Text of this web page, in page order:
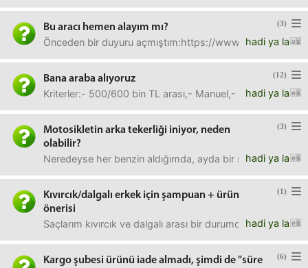
(3)
Bu aracı hemen alayım mı?
hadi ya la
Önceden bir duyuru açmıştım:https://
(12)
Bana araba alıyoruz
hadi ya la
Kriterler:- 500/600 bin TL arası,- Manuel,- Sanayiden
(3)
Motosikletin arka tekerliği iniyor, neden
olabilir?
hadi ya la
Neredeyse her benzin aldığımda, ayda bir scooter
(1)
Kıvırcık/dalgalı erkek için şampuan + ürün
önerisi
hadi ya la
Saçlarım kıvırcık ve dalgalı arası bir durumda. Hafif
(6)
Kargo şubesi ürünü iade almadı, şimdi de "süre